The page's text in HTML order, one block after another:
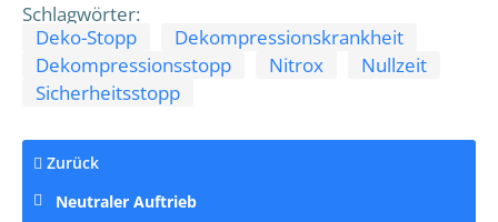
Schlagwörter:
Deko-Stopp
Dekompressionskrankheit
Dekompressionsstopp
Nitrox
Nullzeit
Sicherheitsstopp
Zurück
Neutraler Auftrieb